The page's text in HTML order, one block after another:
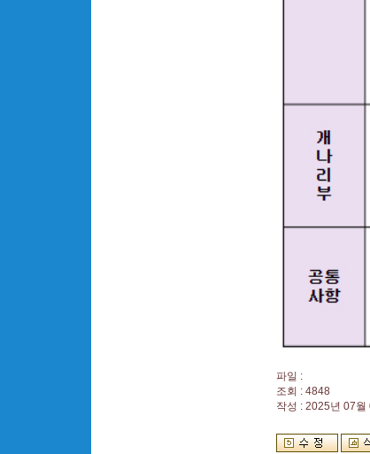
파일 :
조회 : 4848
작성 : 2025년 07